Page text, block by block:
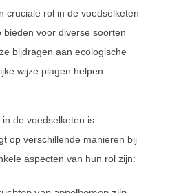
cruciale rol in de voedselketen
voor diverse soorten
bijdragen aan ecologische
wijze plagen helpen
de voedselketen is
op verschillende manieren bij
aspecten van hun rol zijn: